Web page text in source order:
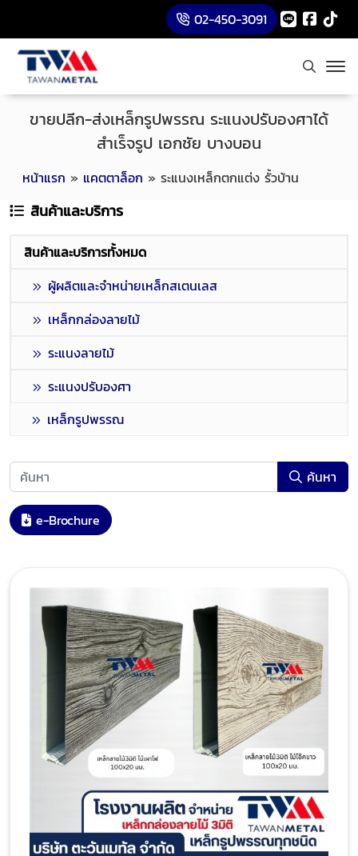
02-450-3091
หน้าแรก » แคตตาล็อก » ระแนงเหล็กตกแต่ง รั้วบ้าน
ขายปลีก-ส่งเหล็กรูปพรรณ ระแนงปรับองศาได้
สำเร็จรูป เอกชัย บางบอน
สินค้าและบริการ
สินค้าและบริการทั้งหมด
ผู้ผลิตและจำหน่ายเหล็กสเตนเลส
เหล็กกล่องลายไม้
ระแนงลายไม้
ระแนงปรับองศา
เหล็กรูปพรรณ
ค้นหา
e-Brochure